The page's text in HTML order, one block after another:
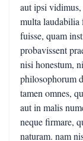
aut ipsi
multa laudabilia
fuisse, quam
probavissent
nisi honestum,
philosophorum
tamen omnes,
aut in malis
neque firmare,
naturam. nam